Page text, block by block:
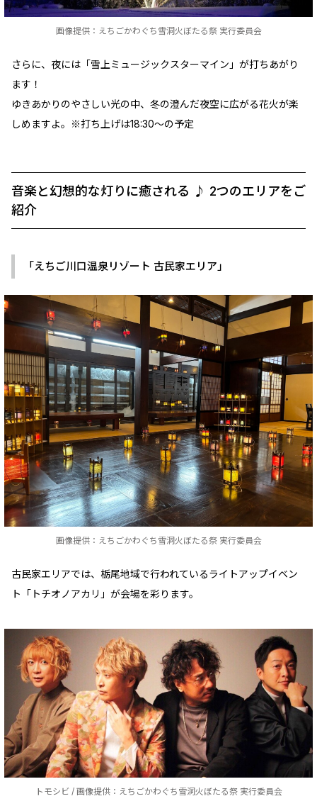
画像提供：えちごかわぐち雪洞火ぼたる祭 実行委員会
さらに、夜には「雪上ミュージックスターマイン」が打ちあがり
ます！
ゆきあかりのやさしい光の中、冬の澄んだ夜空に広がる花火が楽
しめますよ。※打ち上げは18:30～の予定
音楽と幻想的な灯りに癒される ♪ 2つのエリアをご
紹介
「えちご川口温泉リゾート 古民家エリア」
画像提供：えちごかわぐち雪洞火ぼたる祭 実行委員会
古民家エリアでは、栃尾地域で行われているライトアップイベン
ト「トチオノアカリ」が会場を彩ります。
トモシビ / 画像提供：えちごかわぐち雪洞火ぼたる祭 実行委員会